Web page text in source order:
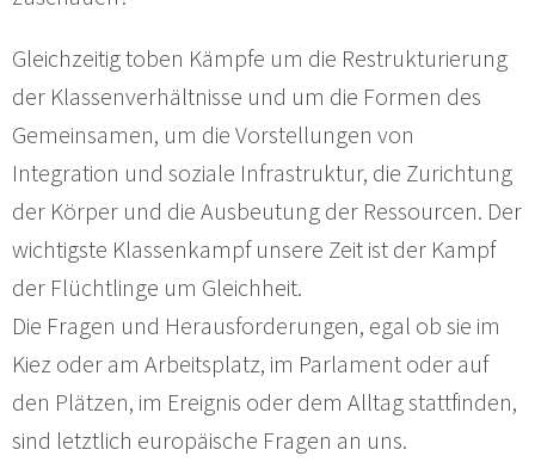
Gleichzeitig toben Kämpfe um die Restrukturierung
der Klassenverhältnisse und um die Formen des
Gemeinsamen, um die Vorstellungen von
Integration und soziale Infrastruktur, die Zurichtung
der Körper und die Ausbeutung der Ressourcen. Der
wichtigste Klassenkampf unsere Zeit ist der Kampf
der Flüchtlinge um Gleichheit.
Die Fragen und Herausforderungen, egal ob sie im
Kiez oder am Arbeitsplatz, im Parlament oder auf
den Plätzen, im Ereignis oder dem Alltag stattfinden,
sind letztlich europäische Fragen an uns.